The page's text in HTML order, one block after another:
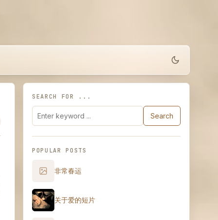
SEARCH FOR ...
Search
POPULAR POSTS
非常春运
关于爱的短片